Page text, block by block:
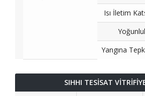
Isı İletim
Yangına Tepki
SIHHI TESİSAT